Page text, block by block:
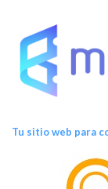
Tu sitio web para